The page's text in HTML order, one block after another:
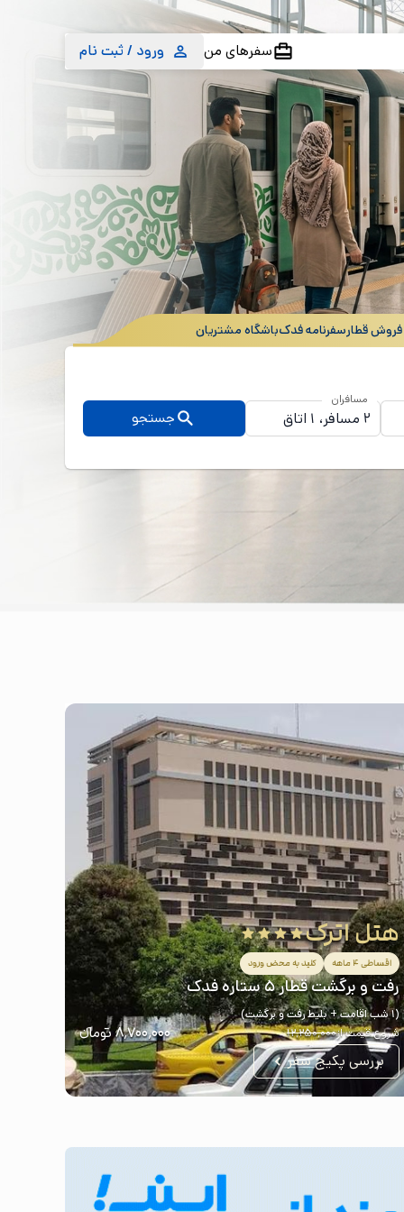
سفرهای من ورود / ثبت نام
قطارسفرنامه فدکباشگاه مشتریان
مسافران
جستجو
هتل اترک
اقساطی ۴ ماهه کلید به محض ورود
رفت و برگشت قطار ۵ ستاره فدک
(1 شب اقامت + بلیط رفت و برگشت)
شروع قیمت از۱۲٬۲۵۰٬۰۰۰ ۸٬۷۰۰٬۰۰۰ تومانء
بررسی پکیج سفر